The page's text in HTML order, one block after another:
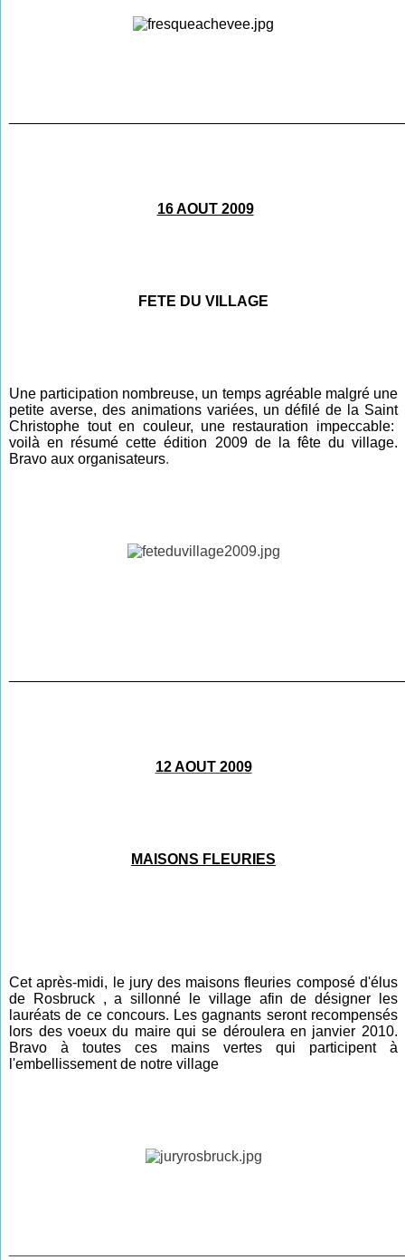
16 AOUT 2009
FETE DU VILLAGE
Une participation nombreuse, un temps agréable malgré une
petite averse, des animations variées, un défilé de la Saint
Christophe tout en couleur, une restauration impeccable:
voilà en résumé cette édition 2009 de la fête du village.
Bravo aux organisateurs.
12 AOUT 2009
MAISONS FLEURIES
Cet après-midi, le jury des maisons fleuries composé d'élus
de Rosbruck , a sillonné le village afin de désigner les
lauréats de ce concours. Les gagnants seront recompensés
lors des voeux du maire qui se déroulera en janvier 2010.
Bravo à toutes ces mains vertes qui participent à
l'embellissement de notre village